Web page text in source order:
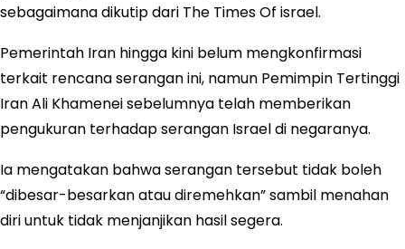
sebagaimana dikutip dari The Times Of israel.
Pemerintah Iran hingga kini belum mengkonfirmasi
terkait rencana serangan ini, namun Pemimpin Tertinggi
Iran Ali Khamenei sebelumnya telah memberikan
pengukuran terhadap serangan Israel di negaranya.
Ia mengatakan bahwa serangan tersebut tidak boleh
“dibesar-besarkan atau diremehkan” sambil menahan
diri untuk tidak menjanjikan hasil segera.